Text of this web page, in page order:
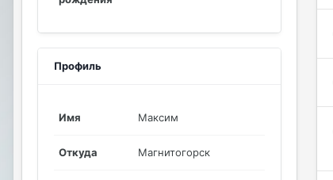
Профиль
Имя Максим
Откуда Магнитогорск